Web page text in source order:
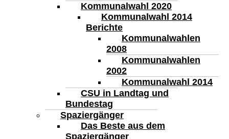
Kommunalwahl 2020
Kommunalwahl 2014
Berichte
Kommunalwahlen
2008
Kommunalwahlen
2002
Kommunalwahl 2014
CSU in Landtag und
Bundestag
Spaziergänger
Das Beste aus dem
Spaziergänger